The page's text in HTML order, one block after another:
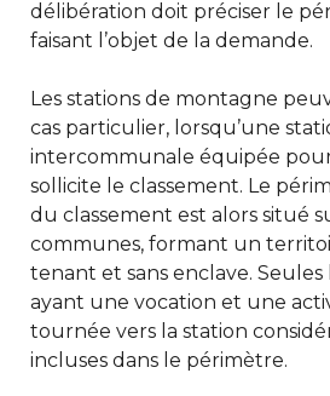
délibération doit préciser le
faisant l’objet de la demande.
Les stations de montagne
cas particulier, lorsqu’une
intercommunale équipée pour
sollicite le classement. Le
du classement est alors situé
communes, formant un
tenant et sans enclave.
ayant une vocation et une
tournée vers la station
incluses dans le périmètre.